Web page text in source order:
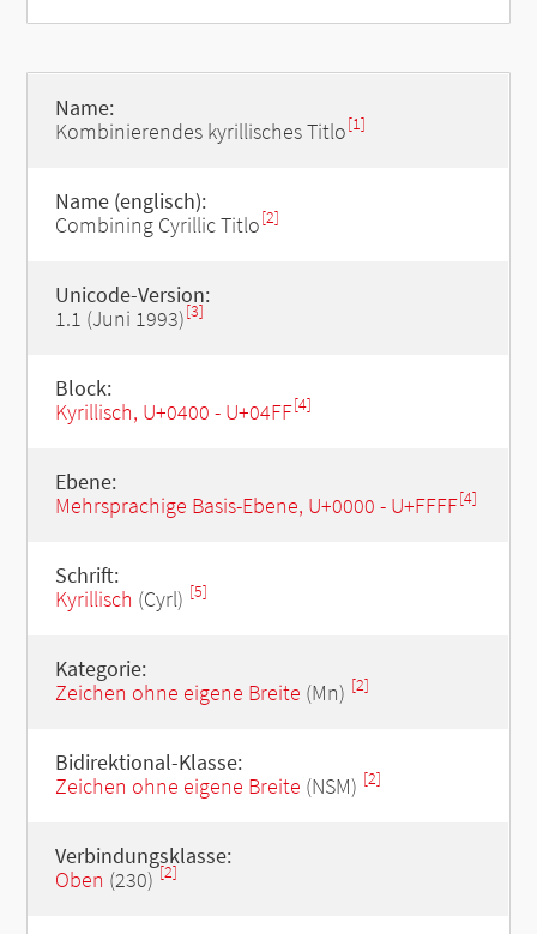
Name:
Kombinierendes kyrillisches Titlo[1]
Name (englisch):
Combining Cyrillic Titlo[2]
Unicode-Version:
1.1 (Juni 1993)[3]
Block:
Kyrillisch, U+0400 - U+04FF[4]
Ebene:
Mehrsprachige Basis-Ebene, U+0000 - U+FFFF[4]
Schrift:
Kyrillisch (Cyrl) [5]
Kategorie:
Zeichen ohne eigene Breite (Mn) [2]
Bidirektional-Klasse:
Zeichen ohne eigene Breite (NSM) [2]
Verbindungsklasse:
Oben (230) [2]